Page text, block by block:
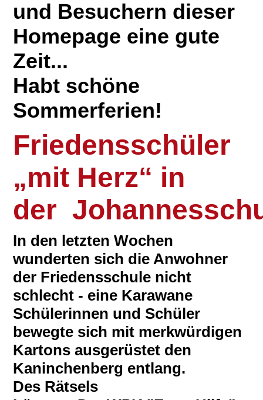
und Besuchern dieser
Homepage eine gute
Zeit...
Habt schöne
Sommerferien!
Friedensschüler
„mit Herz“ in
der
In den letzten Wochen
wunderten sich die Anwohner
der Friedensschule nicht
schlecht - eine Karawane
Schülerinnen und Schüler
bewegte sich mit merkwürdigen
Kartons ausgerüstet den
Kaninchenberg entlang.
Des Rätsels